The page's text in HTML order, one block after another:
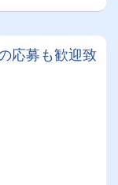
応募も歓迎致